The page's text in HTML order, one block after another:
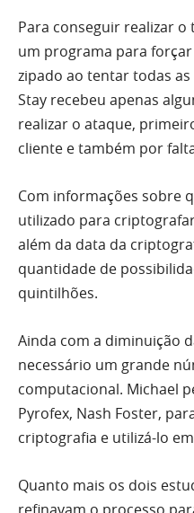
Para conseguir realizar
um programa para
zipado ao tentar todas
Stay recebeu apenas
realizar o ataque,
cliente e também por
Com informações sobre
utilizado para
além da data da
quantidade de
quintilhões.
Ainda com a diminuição
necessário um grande
computacional. Michael
Pyrofex, Nash Foster,
criptografia e utilizá-lo
Quanto mais os dois